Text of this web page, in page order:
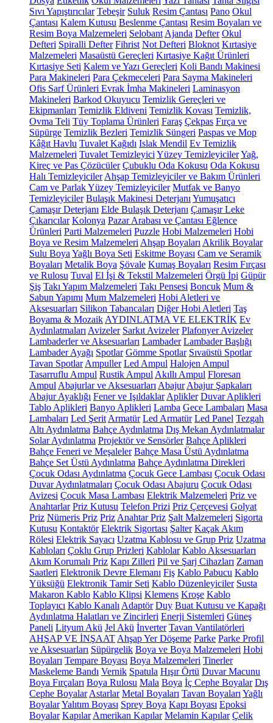
Sıvı Yapıştırıcılar Tebeşir Suluk Resim Çantası Pano Okul
Çantası Kalem Kutusu Beslenme Çantası Resim Boyaları ve
Resim Boya Malzemeleri Selobant Ajanda Defter Okul
Defteri Spiralli Defter Fihrist Not Defteri Bloknot Kırtasiye
Malzemeleri Masaüstü Gereçleri Kırtasiye Kağıt Ürünleri
Kırtasiye Seti Kalem ve Yazı Gereçleri Koli Bandı Makinesi
Para Makineleri Para Çekmeceleri Para Sayma Makineleri
Ofis Sarf Ürünleri Evrak İmha Makineleri Laminasyon
Makineleri Barkod Okuyucu Temizlik Gereçleri ve
Ekipmanları Temizlik Eldiveni Temizlik Kovası Temizlik,
Ovma Teli Tüy Toplama Ürünleri Faraş Çekpas Fırça ve
Süpürge Temizlik Bezleri Temizlik Süngeri Paspas ve Mop
Kâğıt Havlu Tuvalet Kağıdı Islak Mendil Ev Temizlik
Malzemeleri Tuvalet Temizleyici Yüzey TemizleyicilerYağ,
Kireç ve Pas Çözücüler Çubuklu Oda Kokusu Oda Kokusu
Halı Temizleyiciler Ahşap Temizleyiciler ve Bakım Ürünleri
Cam ve Parlak Yüzey Temizleyiciler Mutfak ve Banyo
Temizleyiciler Bulaşık Makinesi Deterjanı Yumuşatıcı
Çamaşır Deterjanı Elde Bulaşık Deterjanı Çamaşır Leke
Çıkarıcılar Kolonya Pazar Arabası ve Çantası Eğlence
Ürünleri Parti Malzemeleri Puzzle Hobi Malzemeleri Hobi
Boya ve Resim Malzemeleri Ahşap Boyaları Akrilik Boyalar
Sulu Boya Yağlı Boya Seti Eskitme Boyası Cam ve Seramik
Boyaları Metalik Boya Şövale Kumaş Boyaları Resim Fırçası
ve Rulosu Tuval El İşi & Tekstil Malzemeleri Örgü İpi Güpür
Şiş Takı Yapım Malzemeleri Takı Pensesi Boncuk Mum &
Sabun Yapımı Mum Malzemeleri Hobi Aletleri ve
Aksesuarları Silikon Tabancaları Diğer Hobi Aletleri Taş
Boyama & Mozaik AYDINLATMA VE ELEKTRİK Ev
Aydınlatmaları Avizeler Sarkıt Avizeler Plafonyer Avizeler
Lambaderler ve Aksesuarları Lambader Lambader Başlığı
Lambader Ayağı Spotlar Gömme Spotlar Sıvaüstü Spotlar
Tavan Spotlar Ampuller Led Ampul Halojen Ampul
Tasarruflu Ampul Rustik Ampul Akıllı Ampul Floresan
Ampul Abajurlar ve Aksesuarları Abajur Abajur Şapkaları
Abajur Ayaklığı Fener ve Işıldaklar Aplikler Duvar Aplikleri
Tablo Aplikleri Banyo Aplikleri Lamba Gece Lambaları Masa
Lambaları Led Şerit Armatür Led Armatür Led Panel Tezgah
Altı Aydınlatma Bahçe Aydınlatma Dış Mekan Aydınlatmalar
Solar Aydınlatma Projektör ve Sensörler Bahçe Aplikleri
Bahçe Feneri ve Meşaleler Bahçe Masa Üstü Aydınlatma
Bahçe Set Üstü Aydınlatma Bahçe Aydınlatma Direkleri
Çocuk Odası Aydınlatma Çocuk Gece Lambası Çocuk Odası
Duvar Aydınlatmaları Çocuk Odası Abajuru Çocuk Odası
Avizesi Çocuk Masa Lambası Elektrik Malzemeleri Priz ve
Anahtarlar Priz Kutusu Telefon Prizi Priz Çerçevesi Golyat
Priz Nümeris Priz Priz Anahtar Priz Şalt Malzemeleri Sigorta
Kutusu Kontaktör Elektrik Sigortası Şalter Kaçak Akım
Rölesi Elektrik Sayacı Uzatma Kablosu ve Grup Priz Uzatma
Kabloları Çoklu Grup Prizleri Kablolar Kablo Aksesuarları
Akım Korumalı Priz Kapı Zilleri Pil ve Şarj Cihazları Zaman
Saatleri Elektronik Devre Elemanı Fiş Kablo Pabucu Kablo
Yüksüğü Elektronik Tamir Seti Kablo Düzenleyiciler Susta
Makaron Kablo Kablo Klipsi Klemens Kroşe Kablo
Toplayıcı Kablo Kanalı Adaptör Duy Buat Kutusu ve Kapağı
Aydınlatma Halatları ve Zincirleri Enerji Sistemleri Güneş
Paneli Lityum Akü Jel Akü İnverter Tavan Vantilatörleri
AHŞAP VE İNŞAAT Ahşap Yer Döşeme Parke Parke Profil
ve Aksesuarları Süpürgelik Boya ve Boya Malzemeleri Hobi
Boyaları Tempare Boyası Boya Malzemeleri Tinerler
Maskeleme Bandı Vernik Spatula Hışır Örtü Duvar Macunu
Boya Fırçaları Boya Rulosu Mala Boya İç Cephe Boyalar Dış
Cephe Boyalar Astarlar Metal Boyaları Tavan Boyaları Yağlı
BoyalarYalıtım Boyası Sprey Boya Kapı Boyası Epoksi
Boyalar Kapılar Amerikan Kapılar Melamin Kapılar Çelik